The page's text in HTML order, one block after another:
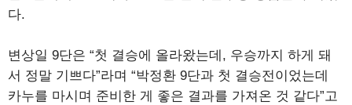
다.
변상일 9단은 “첫 결승에 올라왔는데, 우승까지 하게 돼
서 정말 기쁘다”라며 “박정환 9단과 첫 결승전이었는데
카누를 마시며 준비한 게 좋은 결과를 가져온 것 같다”고